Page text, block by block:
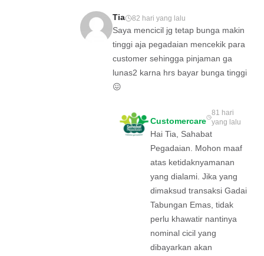
Tia 82 hari yang lalu
Saya mencicil jg tetap bunga makin
tinggi aja pegadaian mencekik para
customer sehingga pinjaman ga
lunas2 karna hrs bayar bunga tinggi
😖
Customercare
81 hari
yang lalu
Hai Tia, Sahabat
Pegadaian. Mohon maaf
atas ketidaknyamanan
yang dialami. Jika yang
dimaksud transaksi Gadai
Tabungan Emas, tidak
perlu khawatir nantinya
nominal cicil yang
dibayarkan akan